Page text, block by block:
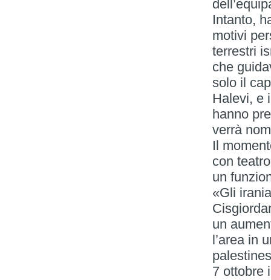
Intanto,
motivi
terrestri
che
solo il
Halevi, e
hanno
verrà
Il
con
un
«Gli
un
l’area in
7 ottobre